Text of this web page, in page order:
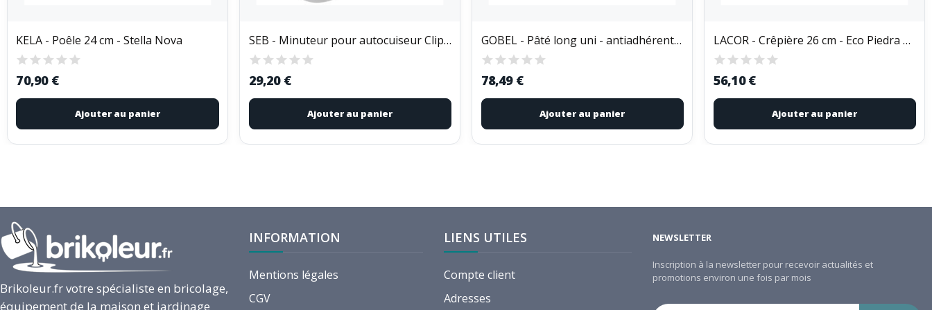
KELA - Poêle 24 cm - Stella Nova
70,90 €
Ajouter au panier
SEB - Minuteur pour autocuiseur Clipso Minut -...
29,20 €
Ajouter au panier
GOBEL - Pâté long uni - antiadhérent - à...
78,49 €
Ajouter au panier
LACOR - Crêpière 26 cm - Eco Piedra Black
56,10 €
Ajouter au panier
Brikoleur.fr votre spécialiste en bricolage,
équipement de la maison et jardinage
INFORMATION
Mentions légales
CGV
LIENS UTILES
Compte client
Adresses
NEWSLETTER
Inscription à la newsletter pour recevoir actualités et
promotions environ une fois par mois